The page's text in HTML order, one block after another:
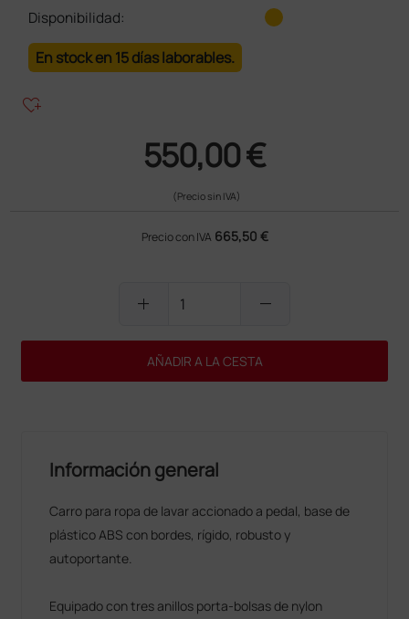
Disponibilidad:
En stock en 15 días laborables.
heart_plus
550,00 €
(Precio sin IVA)
Precio con IVA 665,50 €
add remove
AÑADIR A LA CESTA
Información general
Carro para ropa de lavar accionado a pedal, base de
plástico ABS con bordes, rígido, robusto y
autoportante.
Equipado con tres anillos porta-bolsas de nylon